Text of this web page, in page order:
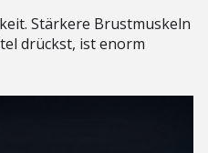
Stärkere Brustmuskeln
drückst, ist enorm